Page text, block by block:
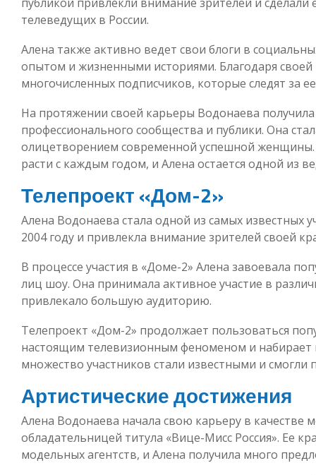
телеведущих в России.
Алена также активно ведет свои блоги в
опытом и жизненными историями. Благодаря своей
многочисленных подписчиков, которые следят за
На протяжении своей карьеры Водонаева
профессионального сообщества и публики. Она
олицетворением современной успешной женщины.
расти с каждым годом, и Алена остается одной из
Телепроект «Дом-2»
Алена Водонаева стала одной из самых известных
2004 году и привлекла внимание зрителей своей
В процессе участия в «Доме-2» Алена завоевала
лиц шоу. Она принимала активное участие в
привлекало большую аудиторию.
Телепроект «Дом-2» продолжает пользоваться
настоящим телевизионным феноменом и набирает
множество участников стали известными и смогли
Артистические достижения
Алена Водонаева начала свою карьеру в качестве
обладательницей титула «Вице-Мисс Россия». Ее
модельных агентств, и Алена получила много